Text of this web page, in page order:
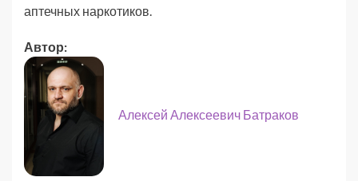
аптечных наркотиков.
Автор:
Алексей Алексеевич Батраков